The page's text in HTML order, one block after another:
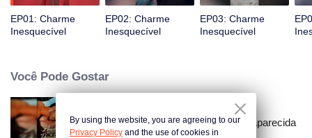
EP01: Charme
Inesquecível
EP02: Charme
Inesquecível
EP03: Charme
Inesquecível
Você Pode Gostar
Amarrado à Minha Esposa Desaparecida
By using the website, you are agreeing to our
Privacy Policy and the use of cookies in